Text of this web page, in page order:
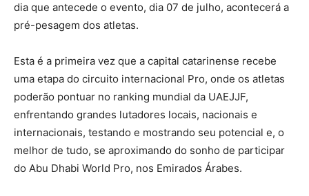
dia que antecede o evento, dia 07 de julho, acontecerá a
pré-pesagem dos atletas.
Esta é a primeira vez que a capital catarinense recebe
uma etapa do circuito internacional Pro, onde os atletas
poderão pontuar no ranking mundial da UAEJJF,
enfrentando grandes lutadores locais, nacionais e
internacionais, testando e mostrando seu potencial e, o
melhor de tudo, se aproximando do sonho de participar
do Abu Dhabi World Pro, nos Emirados Árabes.